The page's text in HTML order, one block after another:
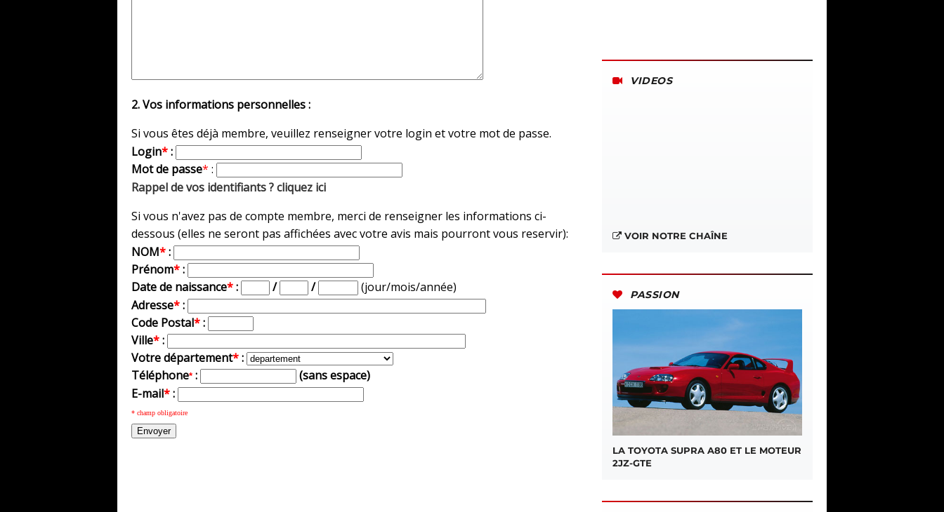
2. Vos informations personnelles :
Si vous êtes déjà membre, veuillez renseigner votre login et votre mot de passe.
Login*:
Mot de passe* :
Rappel de vos identifiants ? cliquez ici
Si vous n'avez pas de compte membre, merci de renseigner les informations ci-
dessous (elles ne seront pas affichées avec votre avis mais pourront vous reservir):
NOM*:
Prénom*:
Date de naissance*: / /
(jour/mois/année)
Adresse*:
Code Postal*:
Ville*:
Votre département*:
Téléphone* :
(sans espace)
E-mail*:
* champ obligatoire
VIDEOS
VOIR NOTRE CHAÎNE
PASSION
LA TOYOTA SUPRA A80 ET LE MOTEUR
2JZ-GTE